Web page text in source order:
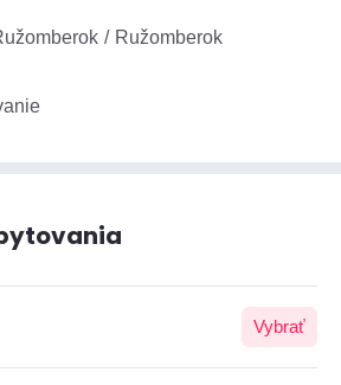
Ružomberok
Vybrať